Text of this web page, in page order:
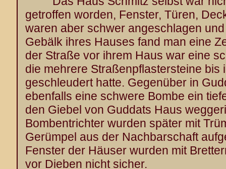
getroffen worden, Fenster, Türen,
waren aber schwer angeschlagen
Gebälk ihres Hauses fand man eine
der Straße vor ihrem Haus war eine
die mehrere Straßenpflastersteine bis
geschleudert hatte. Gegenüber in
ebenfalls eine schwere Bombe ein
den Giebel von Guddats Haus
Bombentrichter wurden später mit
Gerümpel aus der Nachbarschaft
Fenster der Häuser wurden mit
vor Dieben nicht sicher.